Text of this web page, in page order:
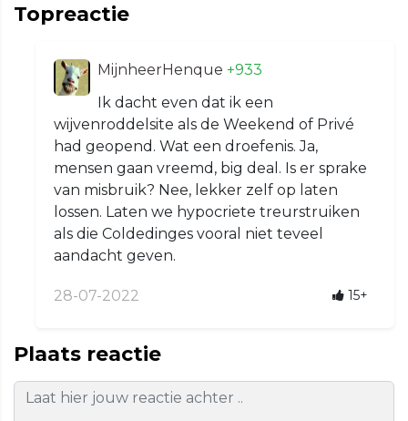
Topreactie
MijnheerHenque +933
Ik dacht even dat ik een
wijvenroddelsite als de Weekend of Privé
had geopend. Wat een droefenis. Ja,
mensen gaan vreemd, big deal. Is er sprake
van misbruik? Nee, lekker zelf op laten
lossen. Laten we hypocriete treurstruiken
als die Coldedinges vooral niet teveel
aandacht geven.
28-07-2022 15+
Plaats reactie